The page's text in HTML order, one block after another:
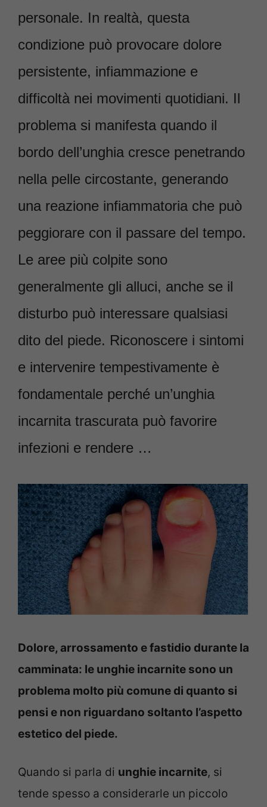
personale. In realtà, questa
condizione può provocare dolore
persistente, infiammazione e
difficoltà nei movimenti quotidiani. Il
problema si manifesta quando il
bordo dell’unghia cresce penetrando
nella pelle circostante, generando
una reazione infiammatoria che può
peggiorare con il passare del tempo.
Le aree più colpite sono
generalmente gli alluci, anche se il
disturbo può interessare qualsiasi
dito del piede. Riconoscere i sintomi
e intervenire tempestivamente è
fondamentale perché un’unghia
incarnita trascurata può favorire
infezioni e rendere …
Dolore, arrossamento e fastidio durante la
camminata: le unghie incarnite sono un
problema molto più comune di quanto si
pensi e non riguardano soltanto l’aspetto
estetico del piede.
Quando si parla di unghie incarnite, si
tende spesso a considerarle un piccolo